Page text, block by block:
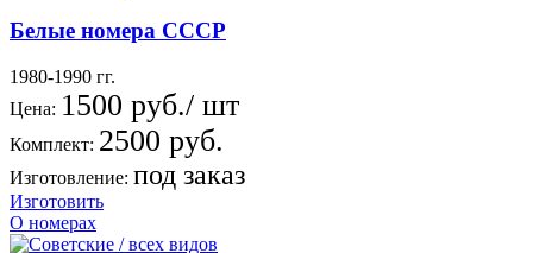
Белые номера СССР
1980-1990 гг.
Цена: 1500 руб./ шт
Комплект: 2500 руб.
Изготовление: под заказ
Изготовить
О номерах